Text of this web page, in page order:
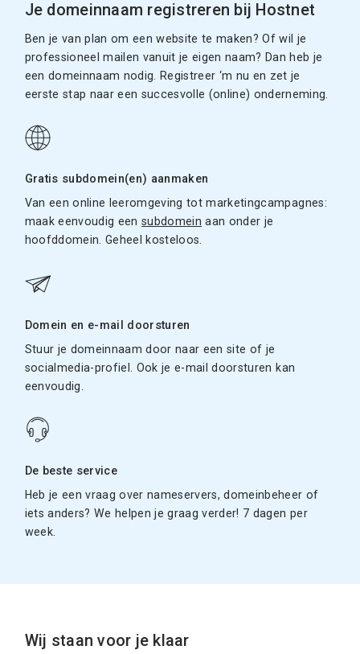
Je domeinnaam registreren bij Hostnet
Ben je van plan om een website te maken? Of wil je
professioneel mailen vanuit je eigen naam? Dan heb je
een domeinnaam nodig. Registreer ‘m nu en zet je
eerste stap naar een succesvolle (online) onderneming.
Gratis subdomein(en) aanmaken
Van een online leeromgeving tot marketingcampagnes:
maak eenvoudig eensubdomein aan onder je
hoofddomein. Geheel kosteloos.
Domein en e-mail doorsturen
Stuur je domeinnaam door naar een site of je
socialmedia-profiel. Ook je e-mail doorsturen kan
eenvoudig.
De beste service
Heb je een vraag over nameservers, domeinbeheer of
iets anders? We helpen je graag verder! 7 dagen per
week.
Wij staan voor je klaar